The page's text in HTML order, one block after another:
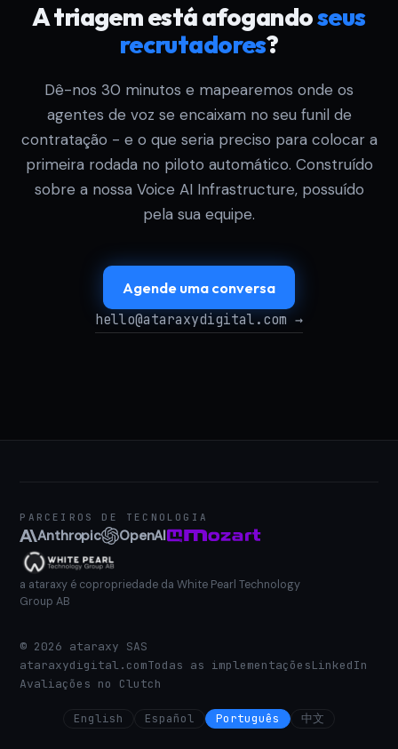
A triagem está afogandoseus
recrutadores?
Dê-nos 30 minutos e mapearemos onde os
agentes de voz se encaixam no seu funil de
contratação - e o que seria preciso para colocar a
primeira rodada no piloto automático. Construído
sobre a nossa Voice AI Infrastructure, possuído
pela sua equipe.
Agende uma conversa
hello@ataraxydigital.com →
PARCEIROS DE TECNOLOGIA
Anthropic OpenAI
a ataraxy é copropriedade da White Pearl Technology
Group AB
© 2026 ataraxy SAS
ataraxydigital.comTodas as implementaçõesLinkedIn
Avaliações no Clutch
English Español Português 中文